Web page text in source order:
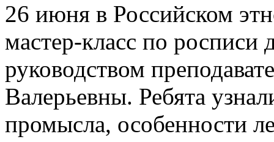
26 июня в Российском
мастер-класс по
руководством
Валерьевны. Ребята
промысла, особенности